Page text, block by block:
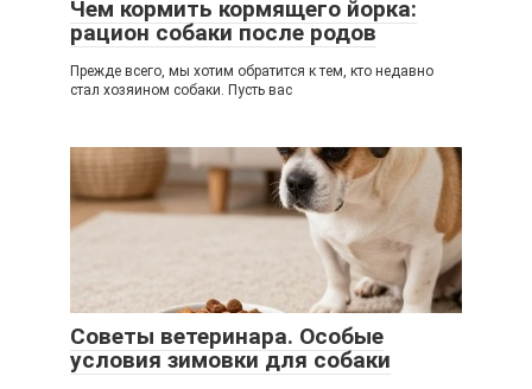
Чем кормить кормящего йорка:
рацион собаки после родов
Прежде всего, мы хотим обратится к тем, кто недавно
стал хозяином собаки. Пусть вас
Советы ветеринара. Особые
условия зимовки для собаки